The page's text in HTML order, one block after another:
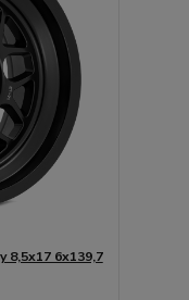
8,5x17 6x139,7